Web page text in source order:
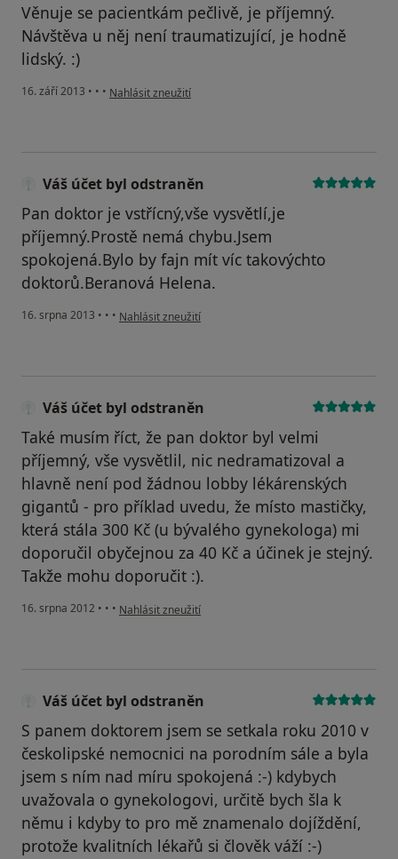
Věnuje se pacientkám pečlivě, je příjemný.
Návštěva u něj není traumatizující, je hodně
lidský. :)
16. září 2013 • • • podle názoru uživatele Váš účet byl odstraněn
Nahlásit zneužití
Váš účet byl odstraněn
Pan doktor je vstřícný,vše vysvětlí,je
příjemný.Prostě nemá chybu.Jsem
spokojená.Bylo by fajn mít víc takovýchto
doktorů.Beranová Helena.
16. srpna 2013 • • • podle názoru uživatele Váš účet byl odstraněn
Nahlásit zneužití
Váš účet byl odstraněn
Také musím říct, že pan doktor byl velmi
příjemný, vše vysvětlil, nic nedramatizoval a
hlavně není pod žádnou lobby lékárenských
gigantů - pro příklad uvedu, že místo mastičky,
která stála 300 Kč (u bývalého gynekologa) mi
doporučil obyčejnou za 40 Kč a účinek je stejný.
Takže mohu doporučit :).
16. srpna 2012 • • • podle názoru uživatele Váš účet byl odstraněn
Nahlásit zneužití
Váš účet byl odstraněn
S panem doktorem jsem se setkala roku 2010 v
českolipské nemocnici na porodním sále a byla
jsem s ním nad míru spokojená :-) kdybych
uvažovala o gynekologovi, určitě bych šla k
němu i kdyby to pro mě znamenalo dojíždění,
protože kvalitních lékařů si člověk váží :-)